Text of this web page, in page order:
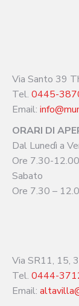
Via Santo 39
Tel. 0445-
Email:
ORARI DI
Dal Lunedì a
Ore 7.30-
Sabato
Ore 7.30 –
Via SR11, 15,
Tel. 0444-
Email: